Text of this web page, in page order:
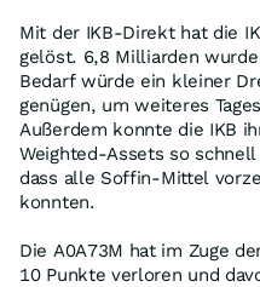
Mit der IKB-Direkt hat die
gelöst. 6,8 Milliarden
Bedarf würde ein kleiner
genügen, um weiteres
Außerdem konnte die IKB
Weighted-Assets so
dass alle Soffin-Mittel
konnten.
Die A0A73M hat im Zuge
10 Punkte verloren und